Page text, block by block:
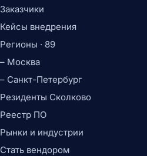
Заказчики
Кейсы внедрения
Регионы · 89
– Москва
– Санкт-Петербург
Резиденты Сколково
Реестр ПО
Рынки и индустрии
Стать вендором